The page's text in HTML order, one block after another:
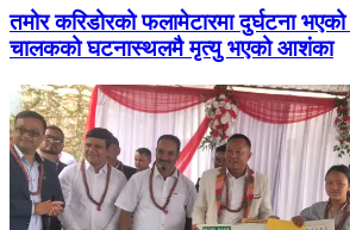
तमोर करिडोरको फलामेटारमा दुर्घटना
चालकको घटनास्थलमै मृत्यु भएको आशंका